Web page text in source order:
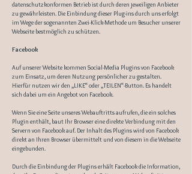
datenschutzkonformen Betrieb ist durch deren jeweiligen Anbieter
zu gewährleisten. Die Einbindung dieser Plug-ins durch uns erfolgt
im Wege der sogenannten Zwei-Klick-Methode um Besucher unserer
Webseite bestmöglich zu schützen.
Facebook
Auf unserer Website kommen Social-Media Plugins von Facebook
zum Einsatz, um deren Nutzung persönlicher zu gestalten.
Hierfür nutzen wir den „LIKE“ oder „TEILEN“-Button. Es handelt
sich dabei um ein Angebot von Facebook.
Wenn Sie eine Seite unseres Webauftritts aufrufen, die ein solches
Plugin enthält, baut Ihr Browser eine direkte Verbindung mit den
Servern von Facebook auf. Der Inhalt des Plugins wird von Facebook
direkt an Ihren Browser übermittelt und von diesem in die Webseite
eingebunden.
Durch die Einbindung der Plugins erhält Facebook die Information,